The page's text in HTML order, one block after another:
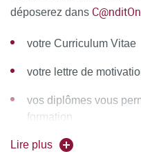
journée 6 : DT/DPI
reconnaître et orienter
omnipratique
déposerez dans
votre Curriculum Vitae
votre lettre de
vos diplômes vous
formation
Seuls les reçus à
Lire plus